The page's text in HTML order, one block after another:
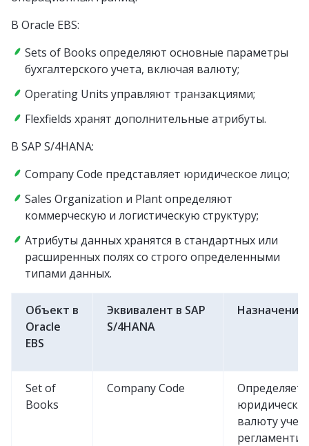
В Oracle EBS:
Sets of Books определяют основные параметры
бухгалтерского учета, включая валюту;
Operating Units управляют транзакциями;
Flexfields хранят дополнительные атрибуты.
В SAP S/4HANA:
Company Code представляет юридическое лицо;
Sales Organization и Plant определяют
коммерческую и логистическую структуру;
Атрибуты данных хранятся в стандартных или
расширенных полях со строго определенными
типами данных.
Объект в
Oracle
EBS
Эквивалент в SAP
S/4HANA
Назначение
Set of
Books
Company Code
Определяет
валюту